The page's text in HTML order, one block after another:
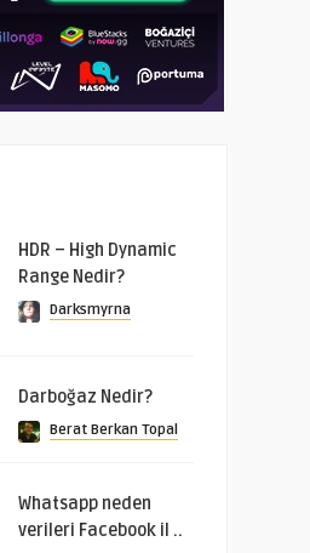
HDR – High Dynamic
Range Nedir?
Darksmyrna
Darboğaz Nedir?
Berat Berkan Topal
Whatsapp neden
verileri Facebook il ..